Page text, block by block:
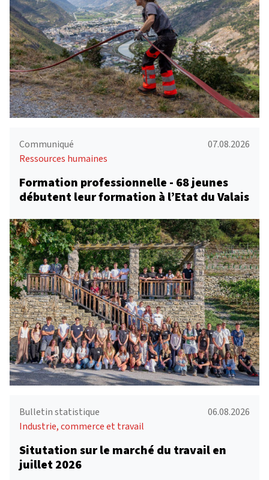
Communiqué
07.08.2026
Ressources humaines
Formation professionnelle - 68 jeunes
débutent leur formation à l’Etat du Valais
Bulletin statistique
06.08.2026
Industrie, commerce et travail
Situtation sur le marché du travail en
juillet 2026